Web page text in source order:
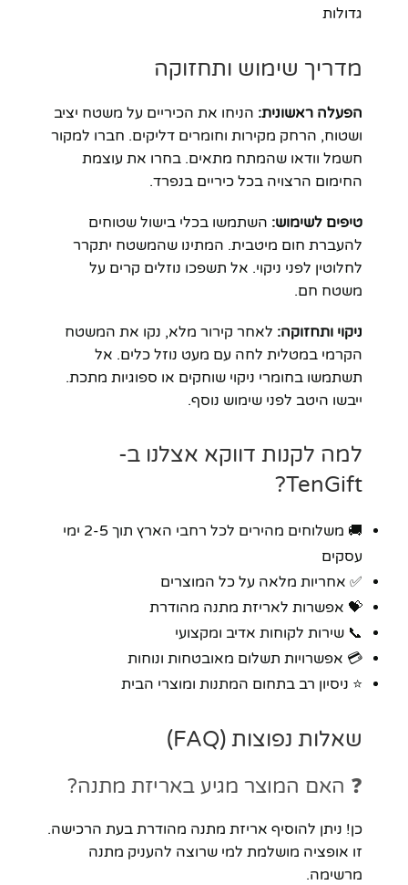
גדולות
מדריך שימוש ותחזוקה
הפעלה ראשונית: הניחו את הכיריים על משטח יציב
ושטוח, הרחק מקירות וחומרים דליקים. חברו למקור
חשמל וודאו שהמתח מתאים. בחרו את עוצמת
החימום הרצויה בכל כיריים בנפרד.
טיפים לשימוש: השתמשו בכלי בישול שטוחים
להעברת חום מיטבית. המתינו שהמשטח יתקרר
לחלוטין לפני ניקוי. אל תשפכו נוזלים קרים על
משטח חם.
ניקוי ותחזוקה: לאחר קירור מלא, נקו את המשטח
הקרמי במטלית לחה עם מעט נוזל כלים. אל
תשתמשו בחומרי ניקוי שוחקים או ספוגיות מתכת.
ייבשו היטב לפני שימוש נוסף.
למה לקנות דווקא אצלנו ב-
TenGift?
🚚 משלוחים מהירים לכל רחבי הארץ תוך 2-5 ימי
עסקים
✅ אחריות מלאה על כל המוצרים
💝 אפשרות לאריזת מתנה מהודרת
📞 שירות לקוחות אדיב ומקצועי
💳 אפשרויות תשלום מאובטחות ונוחות
⭐ ניסיון רב בתחום המתנות ומוצרי הבית
שאלות נפוצות (FAQ)
❓ האם המוצר מגיע באריזת מתנה?
כן! ניתן להוסיף אריזת מתנה מהודרת בעת הרכישה.
זו אופציה מושלמת למי שרוצה להעניק מתנה
מרשימה.